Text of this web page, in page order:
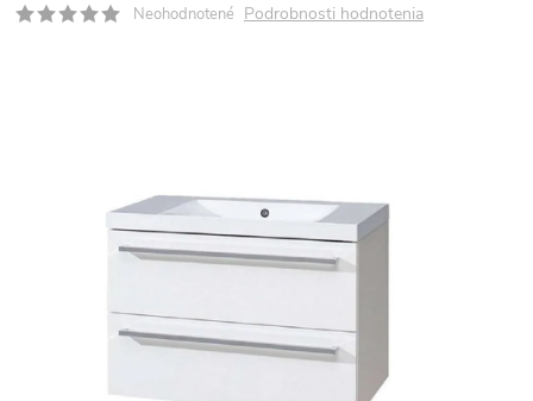
Neohodnotené Podrobnosti hodnotenia